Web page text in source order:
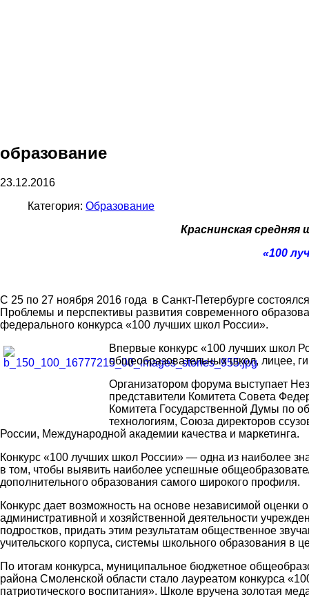
образование
23.12.2016
Категория: Образование
Краснинская средняя
«100
С 25 по 27 ноября 2016 года в Санкт-Петербурге
Проблемы и перспективы развития современного
федерального конкурса «100 лучших школ России».
Впервые конкурс «100 лучших школ
общеобразовательных школ, лицее,
Организатором форума выступает
представители Комитета Совета
Комитета Государственной Думы по
технологиям, Союза директоров
России, Международной академии качества и маркетинга.
Конкурс «100 лучших школ России» — одна из наиболее
в том, чтобы выявить наиболее успешные
дополнительного образования самого широкого профиля.
Конкурс дает возможность на основе независимой оценки
административной и хозяйственной деятельности
подростков, придать этим результатам общественное
учительского корпуса, системы школьного образования в
По итогам конкурса, муниципальное бюджетное
района Смоленской области стало лауреатом конкурса
патриотического воспитания». Школе вручена золотая